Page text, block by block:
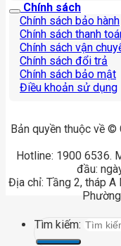
Chính sách
Chính sách bảo hành
Chính sách thanh
Chính sách vận
Chính sách đổi trả
Chính sách bảo mật
Điều khoản sử dụng
Bản quyền thuộc về ©
Hotline: 1900 6536.
đầu:
Địa chỉ: Tầng 2, tháp A
Tìm kiếm: